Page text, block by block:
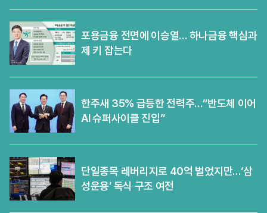
포용금융 전면에 이승열… 하나금융 핵심과
제 키 잡는다
한주새 35% 급등한 전력주…“반도체 이어
AI 슈퍼사이클 진입”
단일종목 레버리지로 40억 벌었지만…‘삼
성운용’ 독식 구조 여전